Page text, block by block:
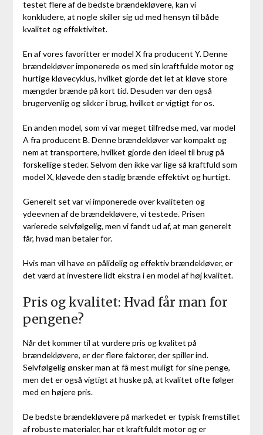
testet flere af de bedste brændekløvere, kan vi
konkludere, at nogle skiller sig ud med hensyn til både
kvalitet og effektivitet.
En af vores favoritter er model X fra producent Y. Denne
brændekløver imponerede os med sin kraftfulde motor og
hurtige kløvecyklus, hvilket gjorde det let at kløve store
mængder brænde på kort tid. Desuden var den også
brugervenlig og sikker i brug, hvilket er vigtigt for os.
En anden model, som vi var meget tilfredse med, var model
A fra producent B. Denne brændekløver var kompakt og
nem at transportere, hvilket gjorde den ideel til brug på
forskellige steder. Selvom den ikke var lige så kraftfuld som
model X, kløvede den stadig brænde effektivt og hurtigt.
Generelt set var vi imponerede over kvaliteten og
ydeevnen af de brændekløvere, vi testede. Prisen
varierede selvfølgelig, men vi fandt ud af, at man generelt
får, hvad man betaler for.
Hvis man vil have en pålidelig og effektiv brændekløver, er
det værd at investere lidt ekstra i en model af høj kvalitet.
Pris og kvalitet: Hvad får man for
pengene?
Når det kommer til at vurdere pris og kvalitet på
brændekløvere, er der flere faktorer, der spiller ind.
Selvfølgelig ønsker man at få mest muligt for sine penge,
men det er også vigtigt at huske på, at kvalitet ofte følger
med en højere pris.
De bedste brændekløvere på markedet er typisk fremstillet
af robuste materialer, har et kraftfuldt motor og er